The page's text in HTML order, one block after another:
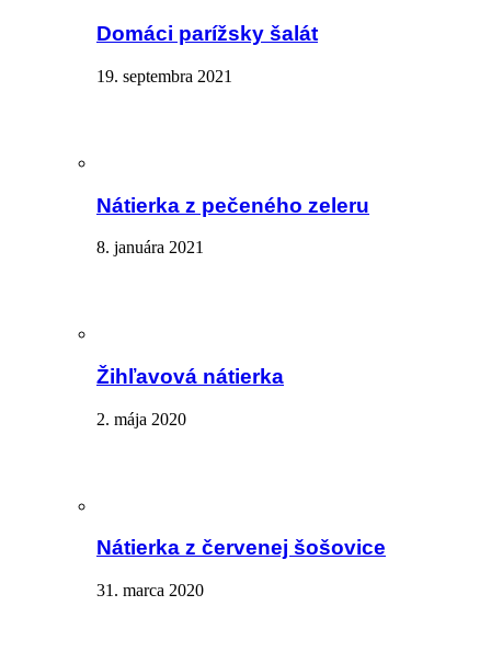
Domáci parížsky šalát
19. septembra 2021
Nátierka z pečeného zeleru
8. januára 2021
Žihľavová nátierka
2. mája 2020
Nátierka z červenej šošovice
31. marca 2020